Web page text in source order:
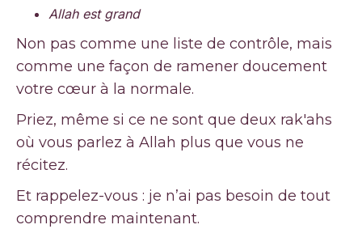
Allah est grand
Non pas comme une liste de contrôle, mais
comme une façon de ramener doucement
votre cœur à la normale.
Priez, même si ce ne sont que deux rak'ahs
où vous parlez à Allah plus que vous ne
récitez.
Et rappelez-vous : je n’ai pas besoin de tout
comprendre maintenant.